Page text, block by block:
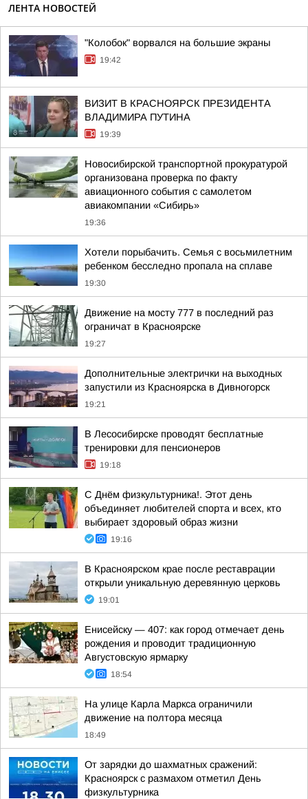
ЛЕНТА НОВОСТЕЙ
"Колобок" ворвался на большие экраны
19:42
ВИЗИТ В КРАСНОЯРСК ПРЕЗИДЕНТА
ВЛАДИМИРА ПУТИНА
19:39
Новосибирской транспортной прокуратурой
организована проверка по факту
авиационного события с самолетом
авиакомпании «Сибирь»
19:36
Хотели порыбачить. Семья с восьмилетним
ребенком бесследно пропала на сплаве
19:30
Движение на мосту 777 в последний раз
ограничат в Красноярске
19:27
Дополнительные электрички на выходных
запустили из Красноярска в Дивногорск
19:21
В Лесосибирске проводят бесплатные
тренировки для пенсионеров
19:18
С Днём физкультурника!. Этот день
объединяет любителей спорта и всех, кто
выбирает здоровый образ жизни
19:16
В Красноярском крае после реставрации
открыли уникальную деревянную церковь
19:01
Енисейску — 407: как город отмечает день
рождения и проводит традиционную
Августовскую ярмарку
18:54
На улице Карла Маркса ограничили
движение на полтора месяца
18:49
От зарядки до шахматных сражений:
Красноярск с размахом отметил День
физкультурника